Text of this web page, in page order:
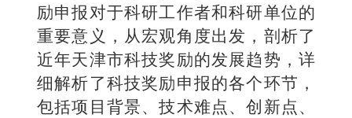
励申报对于科研工作者和科研单位的
重要意义，从宏观角度出发，剖析了
近年天津市科技奖励的发展趋势，详
细解析了科技奖励申报的各个环节，
包括项目背景、技术难点、创新点、